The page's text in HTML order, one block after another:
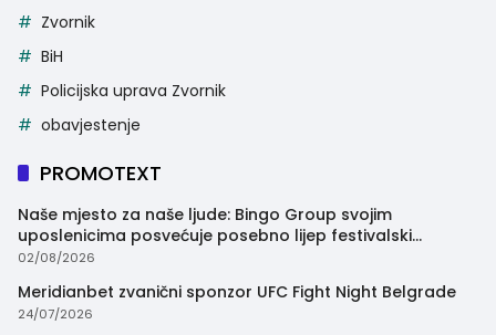
Zvornik
BiH
Policijska uprava Zvornik
obavjestenje
PROMOTEXT
Naše mjesto za naše ljude: Bingo Group svojim
uposlenicima posvećuje posebno lijep festivalski
trenutak
02/08/2026
Meridianbet zvanični sponzor UFC Fight Night Belgrade
24/07/2026